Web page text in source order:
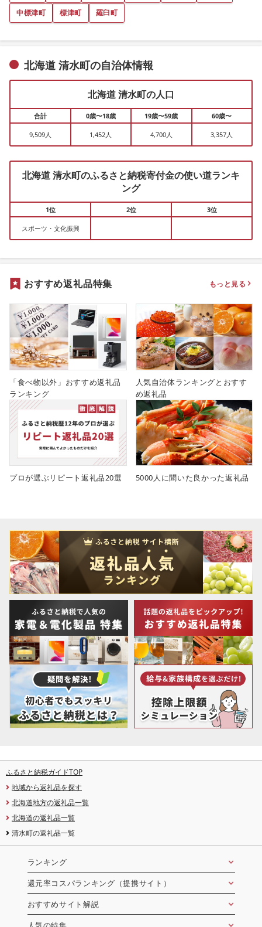
中標津町
標津町 羅臼町
北海道 清水町の自治体情報
北海道 清水町の人口
合計
9,509人
0歳〜18歳
1,452人
19歳〜59歳
4,700人
60歳〜
3,357人
北海道 清水町のふるさと納税寄付金の使い道ランキ
ング
1位
スポーツ・文化振興
2位 3位
おすすめ返礼品特集 もっと見る
「食べ物以外」おすすめ返礼品
ランキング
人気自治体ランキングとおすす
め返礼品
プロが選ぶリピート返礼品20選 5000人に聞いた良かった返礼品
ふるさと納税ガイドTOP
地域から返礼品を探す
北海道地方の返礼品一覧
北海道の返礼品一覧
清水町の返礼品一覧
ランキング
還元率コスパランキング（提携サイト）
おすすめサイト解説